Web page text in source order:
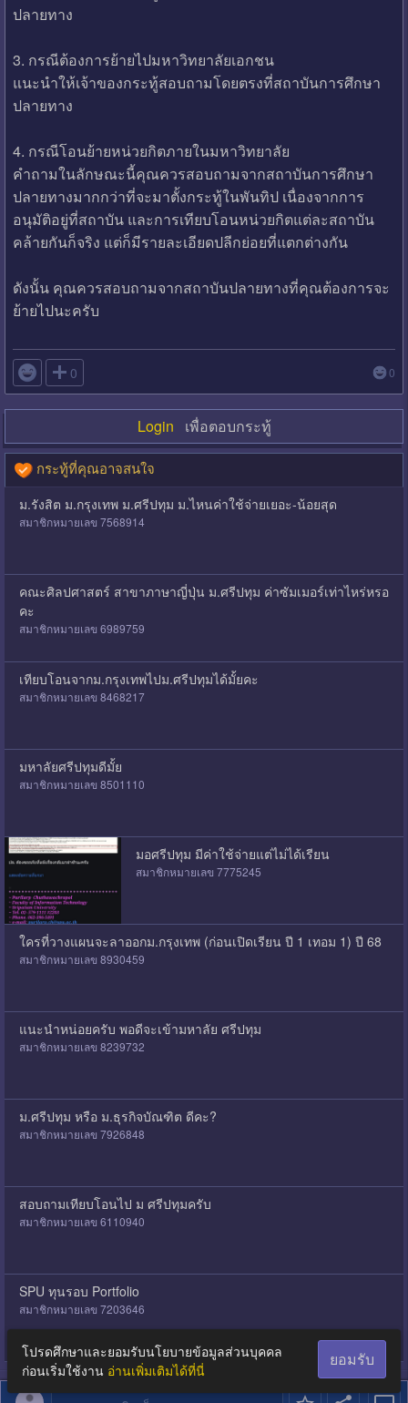
ปลายทาง
3. กรณีต้องการย้ายไปมหาวิทยาลัยเอกชน
แนะนำให้เจ้าของกระทู้สอบถามโดยตรงที่สถาบันการศึกษา
ปลายทาง
4. กรณีโอนย้ายหน่วยกิตภายในมหาวิทยาลัย
คำถามในลักษณะนี้คุณควรสอบถามจากสถาบันการศึกษา
ปลายทางมากกว่าที่จะมาตั้งกระทู้ในพันทิป เนื่องจากการ
อนุมัติอยู่ที่สถาบัน และการเทียบโอนหน่วยกิตแต่ละสถาบัน
คล้ายกันก็จริง แต่ก็มีรายละเอียดปลีกย่อยที่แตกต่างกัน
ดังนั้น คุณควรสอบถามจากสถาบันปลายทางที่คุณต้องการจะ
ย้ายไปนะครับ
 0 0
Login เพื่อตอบกระทู้
กระทู้ที่คุณอาจสนใจ
ม.รังสิต ม.กรุงเทพ ม.ศรีปทุม ม.ไหนค่าใช้จ่ายเยอะ-น้อยสุด
สมาชิกหมายเลข 7568914
คณะศิลปศาสตร์ สาขาภาษาญี่ปุ่น ม.ศรีปทุม ค่าซัมเมอร์เท่าไหร่หรอ
คะ
สมาชิกหมายเลข 6989759
เทียบโอนจากม.กรุงเทพไปม.ศรีปทุมได้มั้ยคะ
สมาชิกหมายเลข 8468217
มหาลัยศรีปทุมดีมั้ย
สมาชิกหมายเลข 8501110
มอศรีปทุม มีค่าใช้จ่ายแต่ไม่ได้เรียน
สมาชิกหมายเลข 7775245
ใครที่วางแผนจะลาออกม.กรุงเทพ (ก่อนเปิดเรียน ปี 1 เทอม 1) ปี 68
สมาชิกหมายเลข 8930459
แนะนำหน่อยครับ พอดีจะเข้ามหาลัย ศรีปทุม
สมาชิกหมายเลข 8239732
ม.ศรีปทุม หรือ ม.ธุรกิจบัณฑิต ดีคะ?
สมาชิกหมายเลข 7926848
สอบถามเทียบโอนไป ม ศรีปทุมครับ
สมาชิกหมายเลข 6110940
SPU ทุนรอบ Portfolio
สมาชิกหมายเลข 7203646
โปรดศึกษาและยอมรับนโยบายข้อมูลส่วนบุคคล
ก่อนเริ่มใช้งาน อ่านเพิ่มเติมได้ที่นี่
ยอมรับ